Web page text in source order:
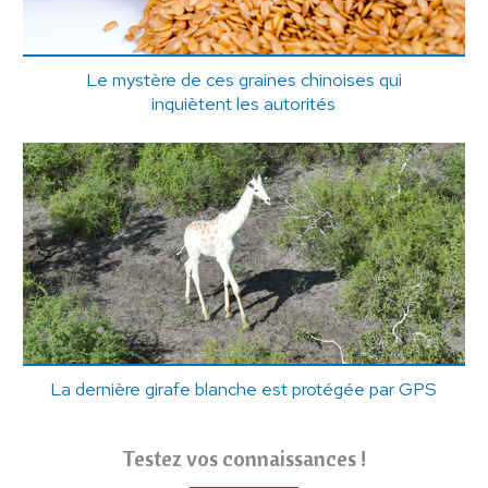
Le mystère de ces graines chinoises qui
inquiètent les autorités
La dernière girafe blanche est protégée par GPS
Testez vos connaissances !